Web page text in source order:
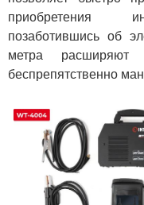
приобретения
позаботившись об
метра
беспрепятственно